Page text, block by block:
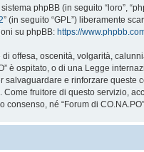
phpBB (in seguito “loro”,
” (in seguito “GPL”) liberamente
su phpBB: https://
offesa, oscenità, volgarità,
è ospitato, o di una Legge
salvaguardare e rinforzare queste
fruitore di questo servizio,
consenso, né “Forum di